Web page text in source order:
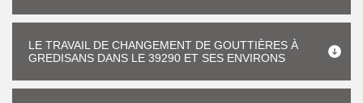
LE TRAVAIL DE CHANGEMENT DE GOUTTIÈRES À
GREDISANS DANS LE 39290 ET SES ENVIRONS